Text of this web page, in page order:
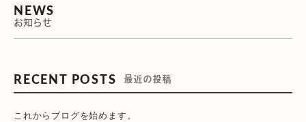
NEWS
お知らせ
RECENT POSTS 最近の投稿
これからブログを始めます。